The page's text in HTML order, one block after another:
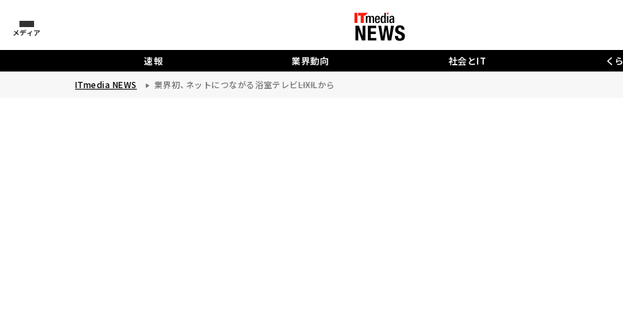
メディア
速報 業界動向 社会とIT く
ITmedia NEWS 業界初、ネットにつながる浴室テレビ――LIXILから